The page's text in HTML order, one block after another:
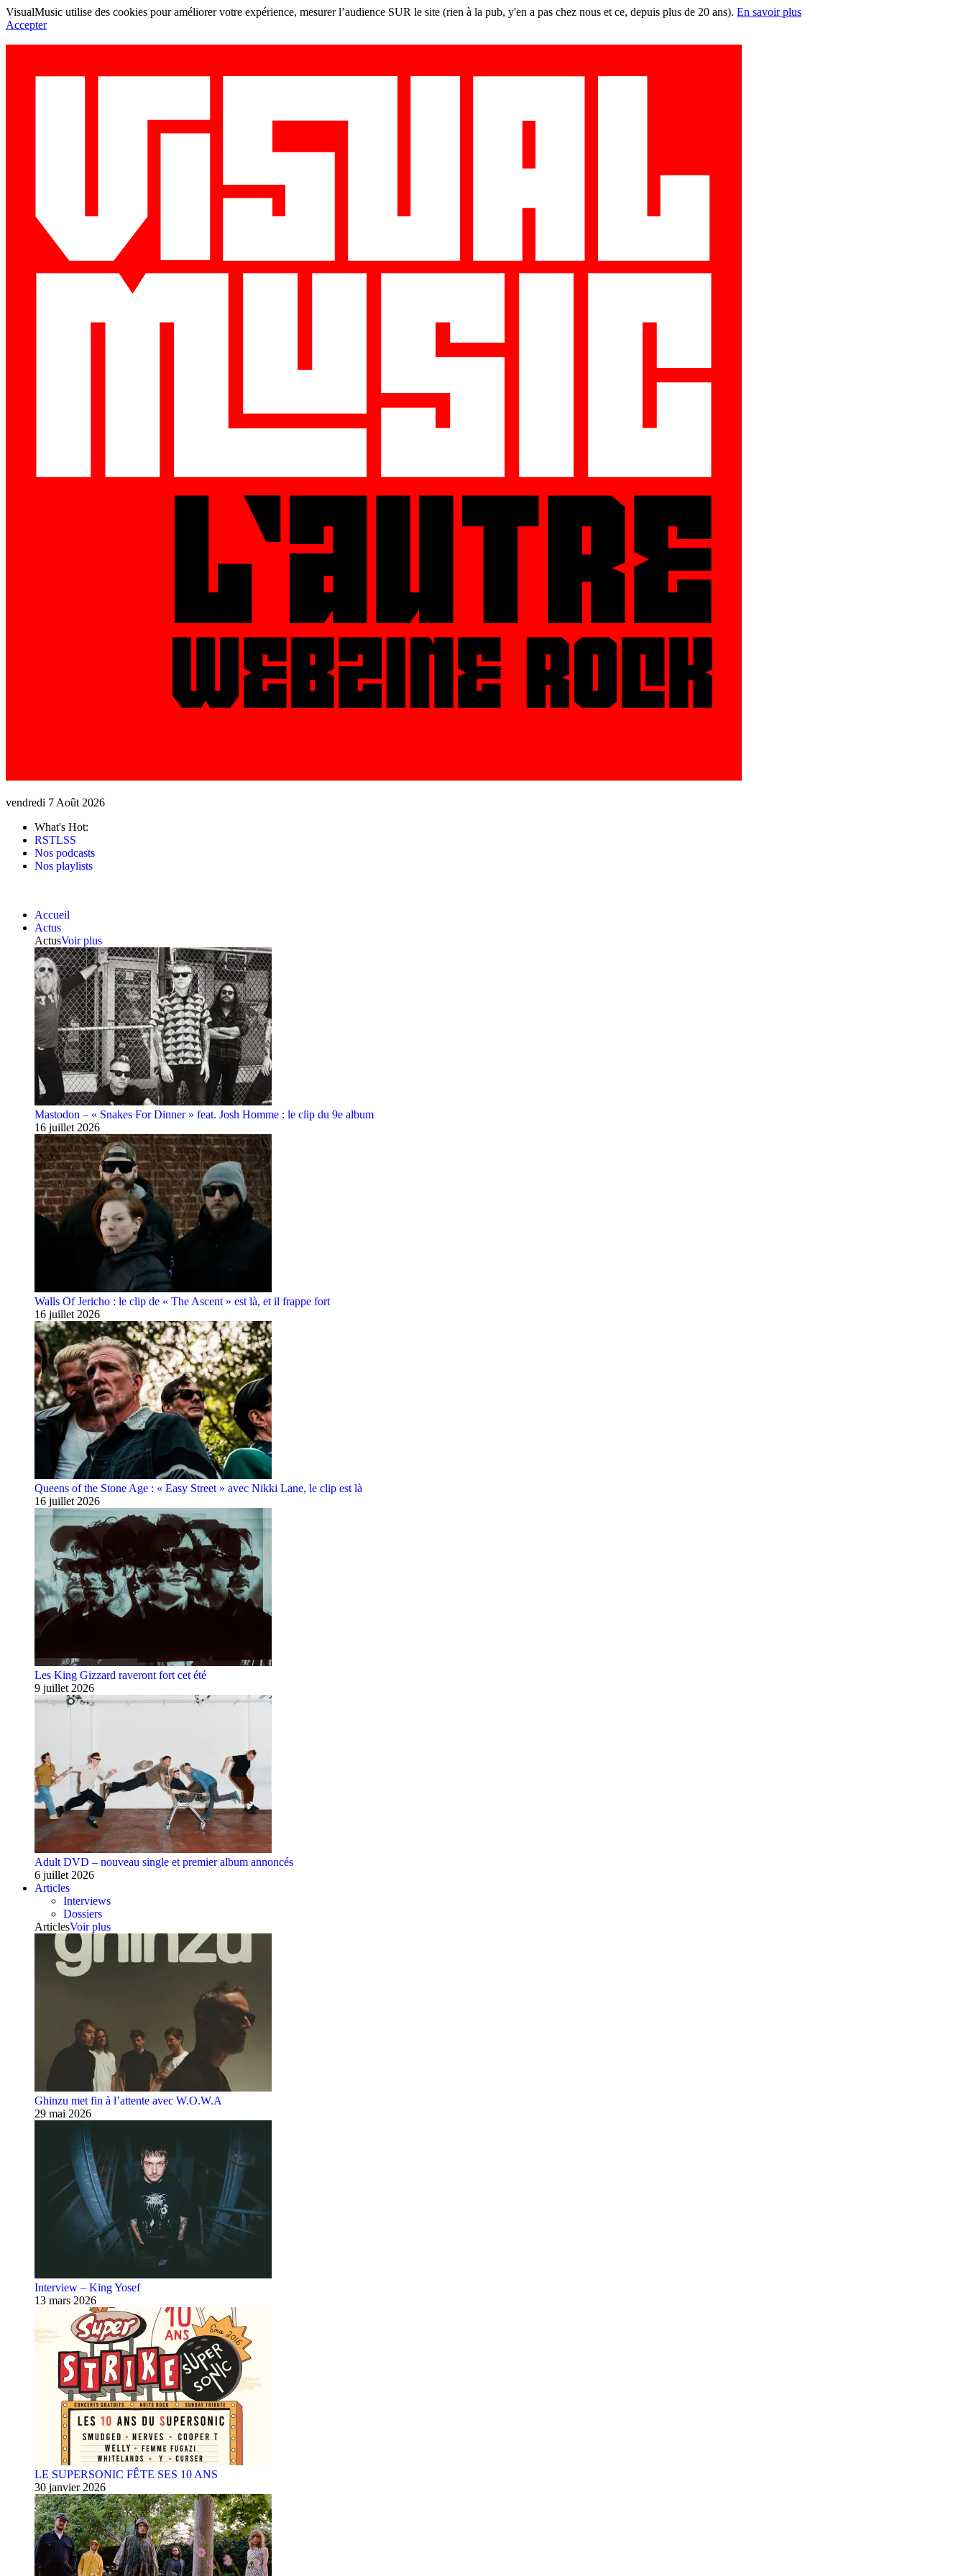
VisualMusic utilise des cookies pour améliorer votre expérience, mesurer l’audience SUR le site (rien à la pub, y'en a pas chez nous et ce, depuis plus de 20 ans). En savoir plus
Accepter
vendredi 7 Août 2026
What's Hot:
RSTLSS
Nos podcasts
Nos playlists
Accueil
Actus
ActusVoir plus
Mastodon – « Snakes For Dinner » feat. Josh Homme : le clip du 9e album
16 juillet 2026
Walls Of Jericho : le clip de « The Ascent » est là, et il frappe fort
16 juillet 2026
Queens of the Stone Age : « Easy Street » avec Nikki Lane, le clip est là
16 juillet 2026
Les King Gizzard raveront fort cet été
9 juillet 2026
Adult DVD – nouveau single et premier album annoncés
6 juillet 2026
Articles
Interviews
Dossiers
ArticlesVoir plus
Ghinzu met fin à l’attente avec W.O.W.A
29 mai 2026
Interview – King Yosef
13 mars 2026
LE SUPERSONIC FÊTE SES 10 ANS
30 janvier 2026